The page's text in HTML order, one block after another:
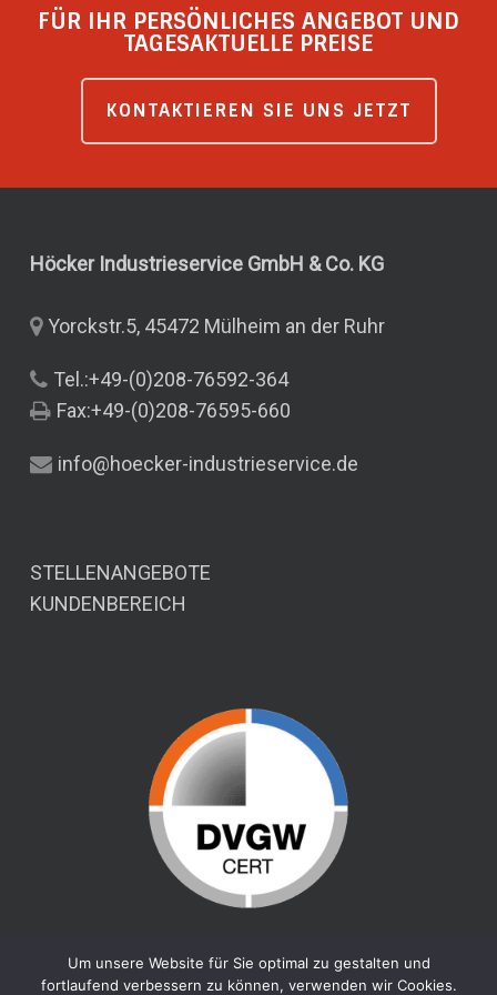
FÜR IHR PERSÖNLICHES ANGEBOT UND
TAGESAKTUELLE PREISE
KONTAKTIEREN SIE UNS JETZT
Höcker Industrieservice GmbH & Co. KG
Yorckstr.5, 45472 Mülheim an der Ruhr
Tel.:+49-(0)208-76592-364
Fax:+49-(0)208-76595-660
info@hoecker-industrieservice.de
STELLENANGEBOTE
KUNDENBEREICH
Um unsere Website für Sie optimal zu gestalten und
fortlaufend verbessern zu können, verwenden wir Cookies.